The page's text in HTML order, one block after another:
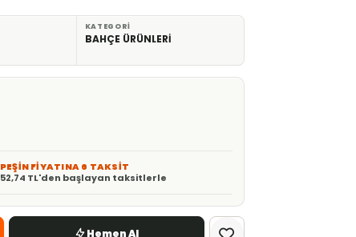
KATEGORI
BAHÇE ÜRÜNLERİ
PEŞİN FİYATINA 6 TAKSİT
52,74 TL'den başlayan taksitlerle
Hemen Al